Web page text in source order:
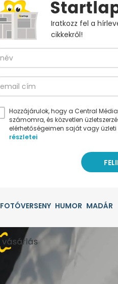
Iratkozz fel a
cikkekről!
Hozzájárulok, hogy a Central
számomra, és közvetlen
elérhetőségeimen saját vagy
részletei
FOTÓVERSENY HUMOR MADÁR